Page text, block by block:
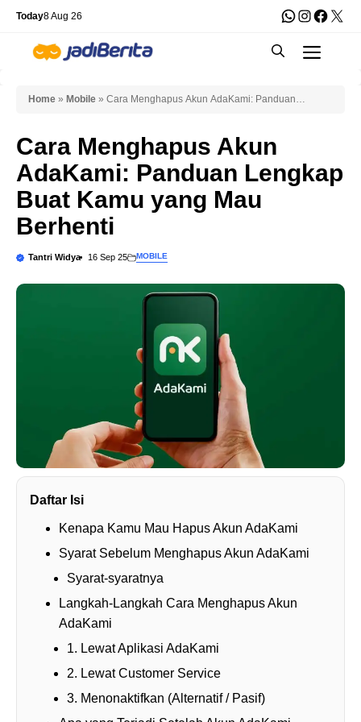
Skip
content
Today8 Aug 26 WhatsApp
X
Home » Mobile » Cara Menghapus Akun AdaKami: Panduan
Cara Menghapus Akun
AdaKami: Panduan Lengkap
Buat Kamu yang Mau
Berhenti
Tantri Widya 16 Sep 25 MOBILE
Daftar Isi
Kenapa Kamu Mau Hapus Akun AdaKami
Syarat Sebelum Menghapus Akun AdaKami
Syarat-syaratnya
Langkah-Langkah Cara Menghapus Akun
AdaKami
1. Lewat Aplikasi AdaKami
2. Lewat Customer Service
3. Menonaktifkan (Alternatif / Pasif)